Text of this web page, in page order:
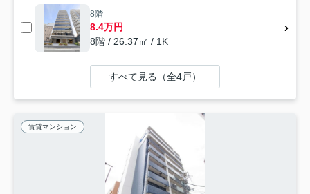
8階
8.4万円
8階 / 26.37㎡ / 1K
すべて見る（全4戸）
賃貸マンション